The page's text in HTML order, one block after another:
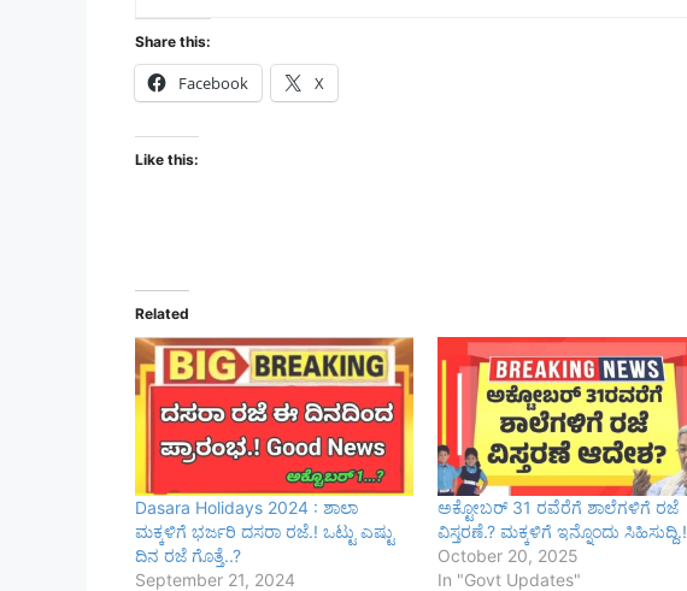
Share this:
Facebook X
Like this:
Related
Dasara Holidays 2024 : ಶಾಲಾ
ಮಕ್ಕಳಿಗೆ ಭರ್ಜರಿ ದಸರಾ ರಜೆ.! ಒಟ್ಟು ಎಷ್ಟು
ದಿನ ರಜೆ ಗೊತ್ತೆ..?
September 21, 2024
ಅಕ್ಟೋಬರ್ 31 ರವೆರೆಗೆ ಶಾಲೆಗಳಿಗೆ ರಜೆ
ವಿಸ್ತರಣೆ.? ಮಕ್ಕಳಿಗೆ ಇನ್ನೊಂದು ಸಿಹಿಸುದ್ದಿ.!
October 20, 2025
In "Govt Updates"